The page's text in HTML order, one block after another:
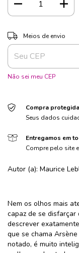
Entregas para o CEP:
Meios de envio
Não sei meu CEP
Compra protegida
Seus dados
Entregamos em
Compre pelo site
Autor (a): Maurice
Nem os olhos mais
capaz de se
descrever
que se chama
notado, é muito